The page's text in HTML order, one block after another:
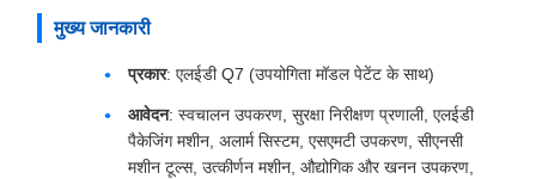
मुख्य जानकारी
प्रकार: एलईडी Q7 (उपयोगिता मॉडल पेटेंट के साथ)
आवेदन: स्वचालन उपकरण, सुरक्षा निरीक्षण प्रणाली, एलईडी
पैकेजिंग मशीन, अलार्म सिस्टम, एसएमटी उपकरण, सीएनसी
मशीन टूल्स, उत्कीर्णन मशीन, औद्योगिक और खनन उपकरण,